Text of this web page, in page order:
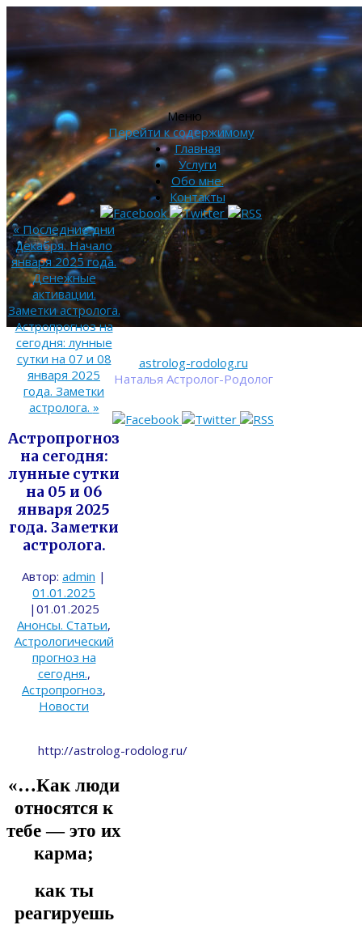
astrolog-rodolog.ru
Наталья Астролог-Родолог
Меню
Перейти к содержимому
Главная
Услуги
Обо мне.
Контакты
«Последние дни
декабря. Начало
января 2025 года.
Денежные
активации.
Заметки астролога.
Астропрогноз на
сегодня: лунные
сутки на 07 и 08
января 2025
года. Заметки
астролога. »
Астропрогноз
на сегодня:
лунные сутки
на 05 и 06
января 2025
года. Заметки
астролога.
Автор: admin |
01.01.2025
| 01.01.2025
Анонсы. Статьи,
Астрологический
прогноз на
сегодня.,
Астропрогноз,
Новости
http://astrolog-rodolog.ru/
«…Как люди
относятся к
тебе — это их
карма;
как ты
реагируешь